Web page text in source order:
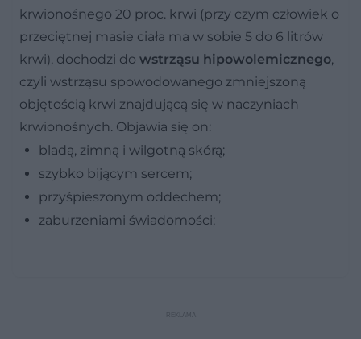
krwionośnego 20 proc. krwi (przy czym człowiek o
przeciętnej masie ciała ma w sobie 5 do 6 litrów
krwi), dochodzi do wstrząsu hipowolemicznego,
czyli wstrząsu spowodowanego zmniejszoną
objętością krwi znajdującą się w naczyniach
krwionośnych. Objawia się on:
bladą, zimną i wilgotną skórą;
szybko bijącym sercem;
przyśpieszonym oddechem;
zaburzeniami świadomości;